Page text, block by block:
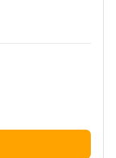
Joost-ten-